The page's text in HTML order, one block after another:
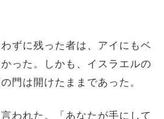
ずに残った者は、アイにもベ
った。しかも、イスラエルの
門は開けたままであった。
われた。「あなたが手にして